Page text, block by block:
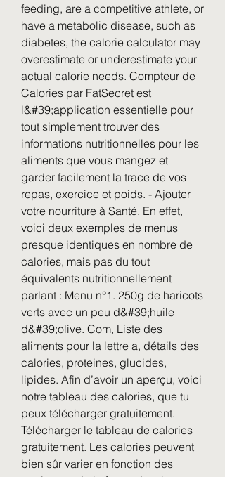
feeding, are a competitive athlete, or
have a metabolic disease, such as
diabetes, the calorie calculator may
overestimate or underestimate your
actual calorie needs. Compteur de
Calories par FatSecret est
l&#39;application essentielle pour
tout simplement trouver des
informations nutritionnelles pour les
aliments que vous mangez et
garder facilement la trace de vos
repas, exercice et poids. - Ajouter
votre nourriture à Santé. En effet,
voici deux exemples de menus
presque identiques en nombre de
calories, mais pas du tout
équivalents nutritionnellement
parlant : Menu n°1. 250g de haricots
verts avec un peu d&#39;huile
d&#39;olive. Com, Liste des
aliments pour la lettre a, détails des
calories, proteines, glucides,
lipides. Afin d’avoir un aperçu, voici
notre tableau des calories, que tu
peux télécharger gratuitement.
Télécharger le tableau de calories
gratuitement. Les calories peuvent
bien sûr varier en fonction des